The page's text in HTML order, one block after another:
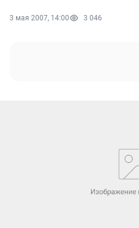
3 мая 2007, 14:00 3 046